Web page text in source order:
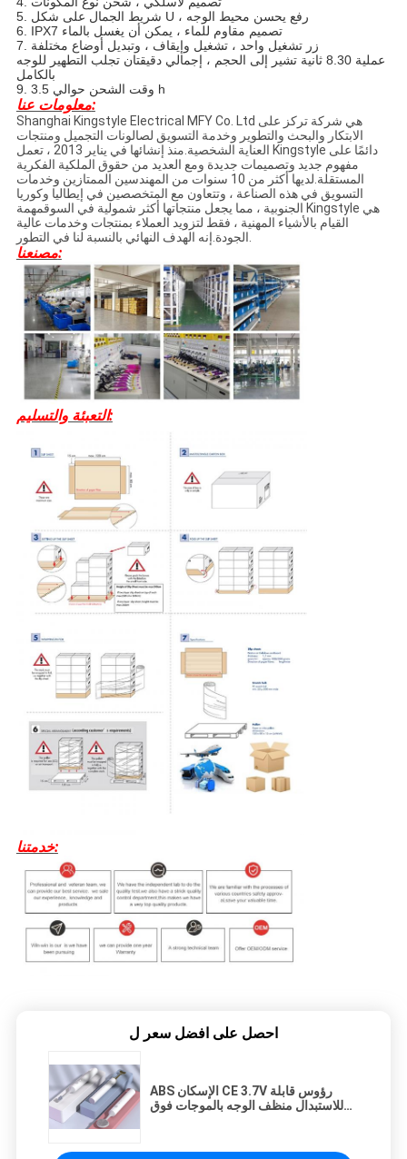
5. شريط الجمال على شكل U ، رفع يحسن محيط الوجه
6. IPX7 تصميم مقاوم للماء ، يمكن أن يغسل بالماء
7. زر تشغيل واحد ، تشغيل وإيقاف ، وتبديل أوضاع مختلفة
عملية 8.30 ثانية تشير إلى الحجم ، إجمالي دقيقتان تجلب التطهير للوجه
بالكامل
9. وقت الشحن حوالي 3.5 h
معلومات عنا:
Shanghai Kingstyle Electrical MFY Co. Ltd هي شركة تركز على
الابتكار والبحث والتطوير وخدمة التسويق لصالونات التجميل ومنتجات
العناية الشخصية.منذ إنشائها في يناير 2013 ، تعمل Kingstyle دائمًا على
مفهوم جديد وتصميمات جديدة ومع العديد من حقوق الملكية الفكرية
المستقلة.لديها أكثر من 10 سنوات من المهندسين الممتازين وخدمات
التسويق في هذه الصناعة ، وتتعاون مع المتخصصين في إيطاليا وكوريا
الجنوبية ، مما يجعل منتجاتها أكثر شمولية في السوقمهمة Kingstyle هي
القيام بالأشياء المهنية ، فقط لتزويد العملاء بمنتجات وخدمات عالية
الجودة.إنه الهدف النهائي بالنسبة لنا في التطور.
مصنعنا:
التعبئة والتسليم:
خدمتنا:
احصل على افضل سعر ل
ABS الإسكان CE 3.7V رؤوس قابلة
للاستبدال منظف الوجه بالموجات فوق